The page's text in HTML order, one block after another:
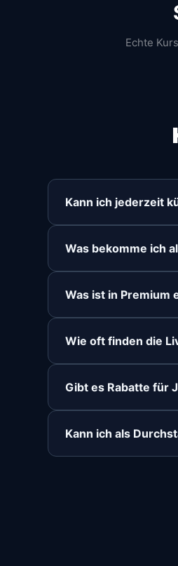
Echte
Kann ich jederzeit
Was bekomme ich
Was ist in Premium
Wie oft finden die
Gibt es Rabatte für
Kann ich als